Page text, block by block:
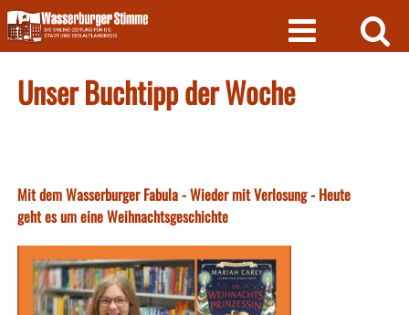
Skip
to
content
Unser Buchtipp der Woche
Mit dem Wasserburger Fabula - Wieder mit Verlosung - Heute
geht es um eine Weihnachtsgeschichte